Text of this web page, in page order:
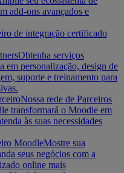
add-ons avançados e
de integração certificado
Obtenha serviços
em personalização, design de
suporte e treinamento para
Nossa rede de Parceiros
transformará o Moodle em
às suas necessidades
MoodleMostre sua
seus negócios com a
online mais